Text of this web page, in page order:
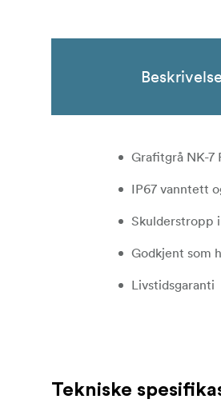
Beskrivelse
Grafitgrå NK-7
IP67 vanntett
Skulderstropp
Godkjent som
Livstidsgaranti
Tekniske